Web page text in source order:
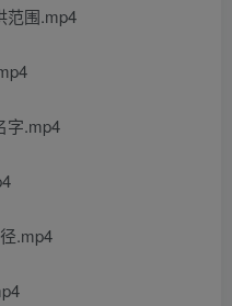
范围.mp4
字.mp4
.mp4